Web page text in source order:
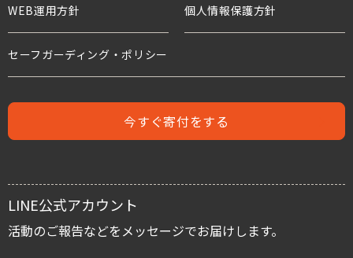
水と食糧のための募金
危機にある子どもたちのための募金
国内子ども支援募金
人身売買
児童労働と世界の子どもたち
支援者の声
レポート
スタッフブログ
WEB運用方針 個人情報保護方針
セーフガーディング・ポリシー
今すぐ寄付をする
LINE公式アカウント
活動のご報告などをメッセージでお届けします。